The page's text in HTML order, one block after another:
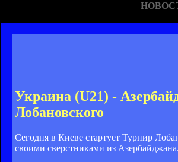
Украина (U21) -
Лобановского
Сегодня в Киеве стартует Турнир
своими сверстниками из Азербайджана.